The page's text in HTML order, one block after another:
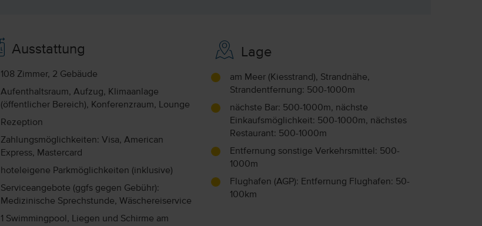
Ausstattung
108 Zimmer, 2 Gebäude
Aufenthaltsraum, Aufzug, Klimaanlage
(öffentlicher Bereich), Konferenzraum, Lounge
Rezeption
Zahlungsmöglichkeiten: Visa, American
Express, Mastercard
hoteleigene Parkmöglichkeiten (inklusive)
Serviceangebote (ggfs gegen Gebühr):
Medizinische Sprechstunde, Wäschereiservice
1 Swimmingpool, Liegen und Schirme am
Lage
am Meer (Kiesstrand), Strandnähe,
Strandentfernung: 500-1000m
nächste Bar: 500-1000m, nächste
Einkaufsmöglichkeit: 500-1000m, nächstes
Restaurant: 500-1000m
Entfernung sonstige Verkehrsmittel: 500-
1000m
Flughafen (AGP): Entfernung Flughafen: 50-
100km